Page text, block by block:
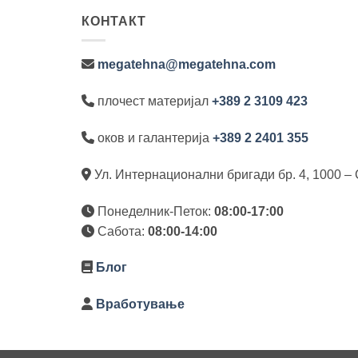
КОНТАКТ
megatehna@megatehna.com
плочест материјал +389 2 3109 423
оков и галантерија +389 2 2401 355
Ул. Интернационални бригади бр. 4, 1000 –
Понеделник-Петок: 08:00-17:00
Сабота: 08:00-14:00
Блог
Вработување